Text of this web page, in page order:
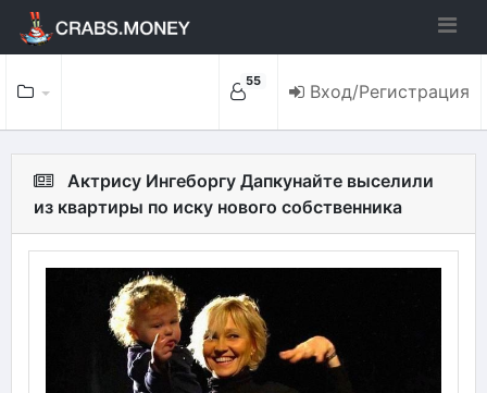
55 Вход/Регистрация
Актрису Ингеборгу Дапкунайте выселили
из квартиры по иску нового собственника